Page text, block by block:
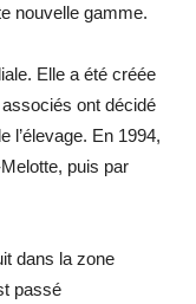
nouvelle gamme.
Elle a été créée
ont décidé
l’élevage. En 1994,
puis par
dans la zone
passé